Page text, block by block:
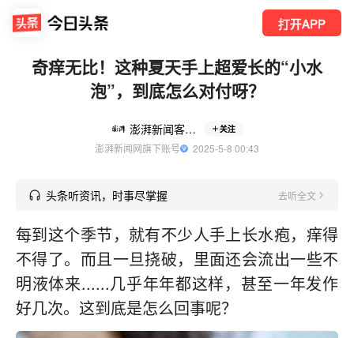
打开APP
奇痒无比！这种夏天手上超爱长的“小水
泡”，到底怎么对付呀？
澎湃新闻客户端 关注
澎湃新闻网旗下账号
  2025-5-8 00:43
头条听资讯，时事尽掌握 去听全文
每到这个季节，就有不少人手上长水疱，痒得
不得了。而且一旦挠破，里面还会流出一些不
明液体来......几乎年年都这样，甚至一年发作
好几次。这到底是怎么回事呢？